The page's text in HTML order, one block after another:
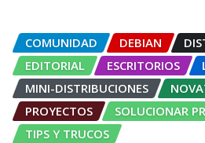
COMUNIDAD DEBIAN
EDITORIAL
ESCRITORIOS
MINI-DISTRIBUCIONES
PROYECTOS
SOLUCIONAR
TIPS Y TRUCOS